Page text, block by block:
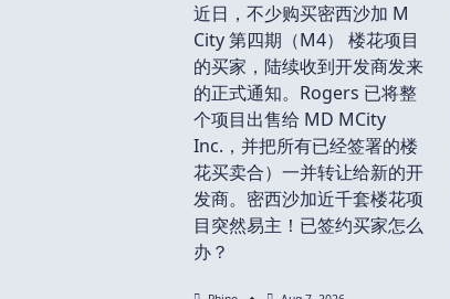
近日，不少购买密西沙加 M
City 第四期（M4） 楼花项目
的买家，陆续收到开发商发来
的正式通知。Rogers 已将整
个项目出售给 MD MCity
Inc.，并把所有已经签署的楼
花买卖合）一并转让给新的开
发商。密西沙加近千套楼花项
目突然易主！已签约买家怎么
办？